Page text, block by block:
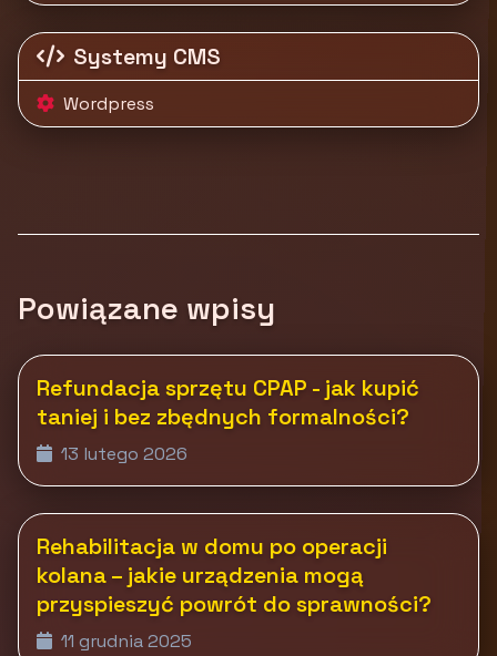
Systemy CMS
Wordpress
Powiązane wpisy
Refundacja sprzętu CPAP - jak kupić
taniej i bez zbędnych formalności?
13 lutego 2026
Rehabilitacja w domu po operacji
kolana – jakie urządzenia mogą
przyspieszyć powrót do sprawności?
11 grudnia 2025